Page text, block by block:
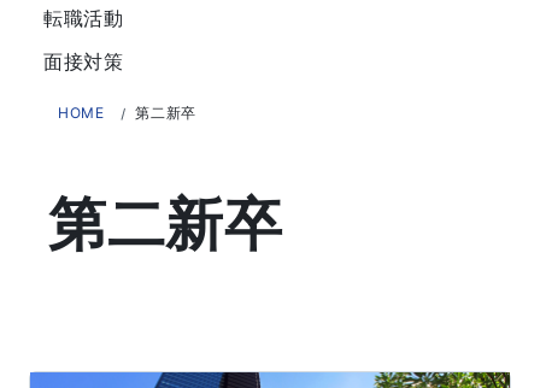
転職活動
面接対策
HOME 第二新卒
第二新卒